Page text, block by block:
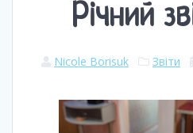
Річний
Nicole Borisuk Звіти